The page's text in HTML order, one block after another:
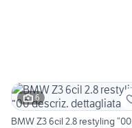
6
BMW Z3 6cil 2.8 restyling “00